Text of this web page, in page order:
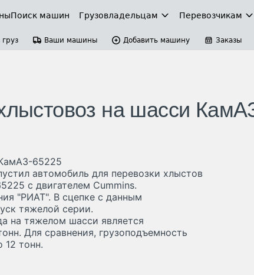
Поиск машин Грузовладельцам Перевозчикам
Ваши машины Добавить машину Заказы
на шасси
65225
автомобиль для перевозки хлыстов
с двигателем Cummins.
"РИАТ". В сцепке с данным
тяжелой серии.
на тяжелом шасси является
Для сравнения, грузоподъемность
12 тонн.